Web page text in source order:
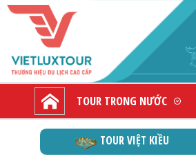
TOUR TRONG NƯỚC
TOUR VIỆT KIỀU